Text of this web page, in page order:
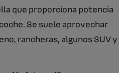
que proporciona potencia
Se suele aprovechar
rancheras, algunos SUV y